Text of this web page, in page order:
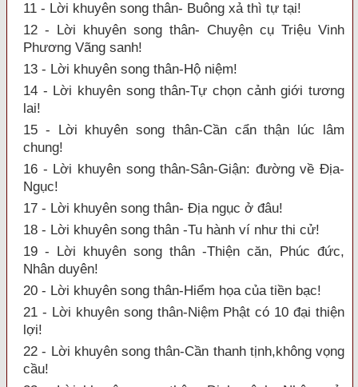
11 - Lời khuyên song thân- Buông xả thì tự tại!
12 - Lời khuyên song thân- Chuyện cụ Triệu Vinh
Phương Vãng sanh!
13 - Lời khuyên song thân-Hộ niệm!
14 - Lời khuyên song thân-Tự chọn cảnh giới tương
lai!
15 - Lời khuyên song thân-Cần cẩn thận lúc lâm
chung!
16 - Lời khuyên song thân-Sân-Giận: đường về Địa-
Ngục!
17 - Lời khuyên song thân- Địa ngục ở đâu!
18 - Lời khuyên song thân -Tu hành ví như thi cử!
19 - Lời khuyên song thân -Thiện căn, Phúc đức,
Nhân duyên!
20 - Lời khuyên song thân-Hiểm họa của tiền bạc!
21 - Lời khuyên song thân-Niệm Phật có 10 đại thiện
lợi!
22 - Lời khuyên song thân-Cần thanh tịnh,không vọng
cầu!